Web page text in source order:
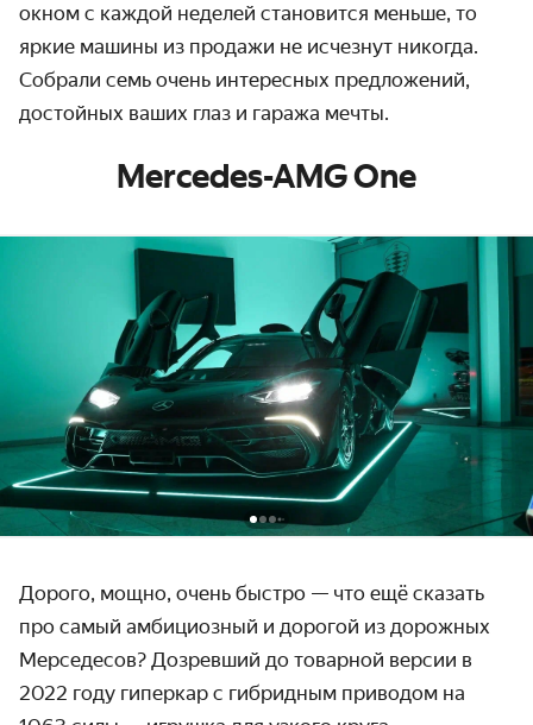
окном с каждой неделей становится меньше, то
яркие машины из продажи не исчезнут никогда.
Собрали семь очень интересных предложений,
достойных ваших глаз и гаража мечты.
Mercedes-AMG One
Дорого, мощно, очень быстро — что ещё сказать
про самый амбициозный и дорогой из дорожных
Мерседесов? Дозревший до товарной версии в
2022 году гиперкар с гибридным приводом на